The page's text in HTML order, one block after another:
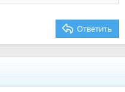
Ответить